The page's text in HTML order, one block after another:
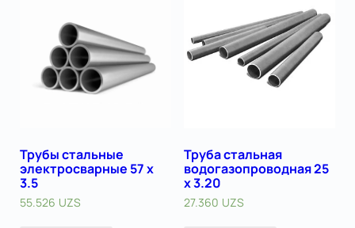
Трубы стальные
электросварные 57 х
3.5
55.526 UZS
Труба стальная
водогазопроводная 25
х 3.20
27.360 UZS